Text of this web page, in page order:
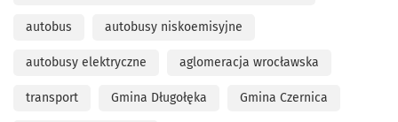
autobus autobusy niskoemisyjne
autobusy elektryczne aglomeracja wrocławska
transport Gmina Długołęka Gmina Czernica